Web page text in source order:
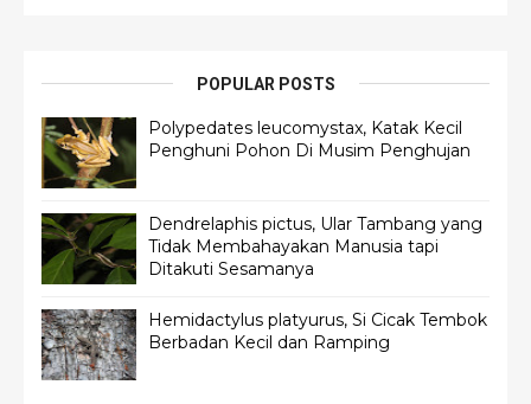
POPULAR POSTS
Polypedates leucomystax, Katak Kecil
Penghuni Pohon Di Musim Penghujan
Dendrelaphis pictus, Ular Tambang yang
Tidak Membahayakan Manusia tapi
Ditakuti Sesamanya
Hemidactylus platyurus, Si Cicak Tembok
Berbadan Kecil dan Ramping